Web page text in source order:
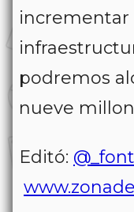
incrementar
podremos
nueve
Editó: